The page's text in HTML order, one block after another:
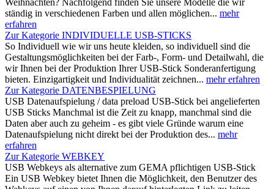
Weihnachten? Nachfolgend finden Sie unsere Modelle die wir
ständig in verschiedenen Farben und allen möglichen... mehr
erfahren
Zur Kategorie INDIVIDUELLE USB-STICKS
So Individuell wie wir uns heute kleiden, so individuell sind die
Gestaltungsmöglichkeiten bei der Farb-, Form- und Detailwahl, die
wir Ihnen bei der Produktion Ihrer USB-Stick Sonderanfertigung
bieten. Einzigartigkeit und Individualität zeichnen... mehr erfahren
Zur Kategorie DATENBESPIELUNG
USB Datenaufspielung / data preload USB-Stick bei angelieferten
USB Sticks Manchmal ist die Zeit zu knapp, manchmal sind die
Daten aber auch zu geheim - es gibt viele Gründe warum eine
Datenaufspielung nicht direkt bei der Produktion des... mehr
erfahren
Zur Kategorie WEBKEY
USB Webkeys als alternative zum GEMA pflichtigen USB-Stick
Ein USB Webkey bietet Ihnen die Möglichkeit, den Benutzer des